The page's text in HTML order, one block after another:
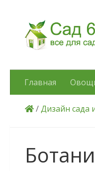
Главная
/Дизайн сада